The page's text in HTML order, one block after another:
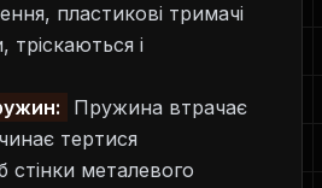
пластикові тримачі
і
Пружина втрачає
тертися
стінки металевого